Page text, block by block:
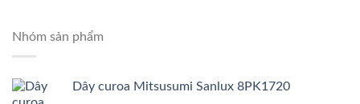
Nhóm sản phẩm
Dây curoa Mitsusumi Sanlux 8PK1720